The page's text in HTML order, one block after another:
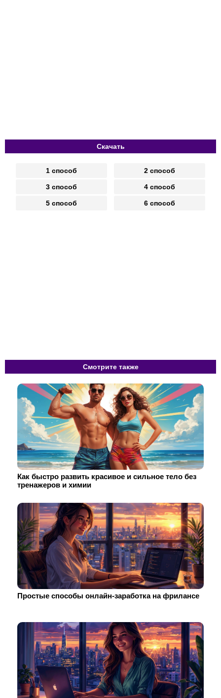
Скачать
1 способ 2 способ
3 способ 4 способ
5 способ 6 способ
Смотрите также
Как быстро развить красивое и сильное тело без
тренажеров и химии
Простые способы онлайн-заработка на фрилансе